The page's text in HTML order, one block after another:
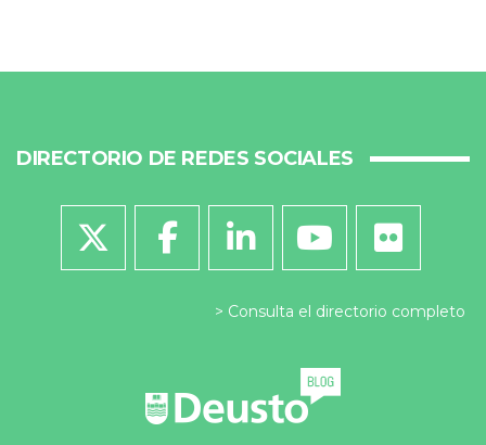
DIRECTORIO DE REDES SOCIALES
Consulta el directorio completo